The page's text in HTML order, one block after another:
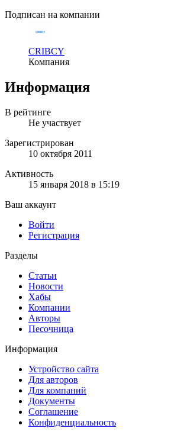
Подписан на компании
CRIBCY
Компания
Информация
В рейтинге
Не участвует
Зарегистрирован
10 октября 2011
Активность
15 января 2018 в 15:19
Ваш аккаунт
Войти
Регистрация
Разделы
Статьи
Новости
Хабы
Компании
Авторы
Песочница
Информация
Устройство сайта
Для авторов
Для компаний
Документы
Соглашение
Конфиденциальность